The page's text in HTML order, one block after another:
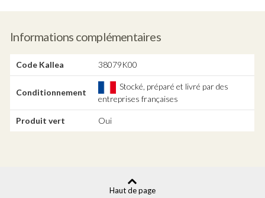
Informations complémentaires
Code Kallea 38079K00
Conditionnement
Stocké, préparé et livré par des
entreprises françaises
Produit vert Oui
Haut de page